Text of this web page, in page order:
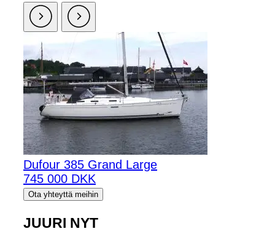
Dufour 385 Grand Large
745 000 DKK
Ota yhteyttä meihin
JUURI NYT